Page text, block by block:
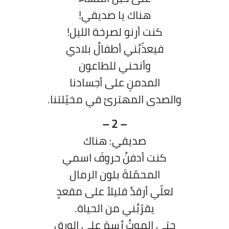
هناك يا صديقي!
كنت أرنو لصرخة الليل!
فيعذّبُني أطفالُ بلادي
وأنحني للطاعون
المدمنِ على أجسادنا
والصدى المهترئ في مخيّلتنا.
– 2 –
صديقي: هناك
كنت أدفنُ حروفَ اسمي
المحمّلةَ بلون الرمال
لعلّي أرقدُ قليلاً على مقعدٍ
يقرّبُني من الحياة.
حتى الموتُ رُسِمَ على الورق